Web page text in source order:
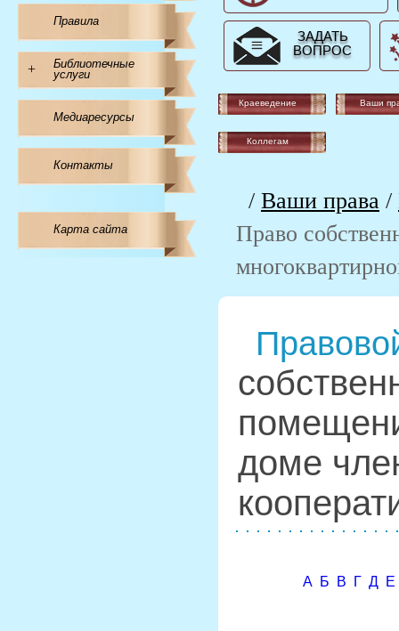
Правила
+
Библиотечные
услуги
Медиаресурсы
Контакты
Карта сайта
ЗАДАТЬ
ВОПРОС
Краеведение Ваши
Коллегам
/ Ваши права /
Право
доме
А Б В Г Д Е